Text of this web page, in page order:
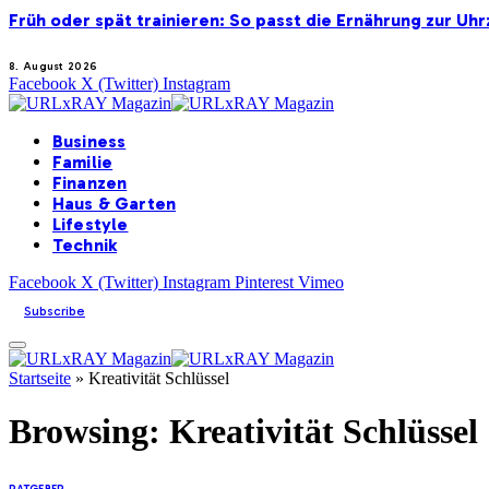
Früh oder spät trainieren: So passt die Ernährung zur
8. August 2026
Facebook X (Twitter) Instagram
Business
Familie
Finanzen
Haus & Garten
Lifestyle
Technik
Facebook X (Twitter) Instagram Pinterest Vimeo
Subscribe
Startseite » Kreativität Schlüssel
Browsing: Kreativität Schlüssel